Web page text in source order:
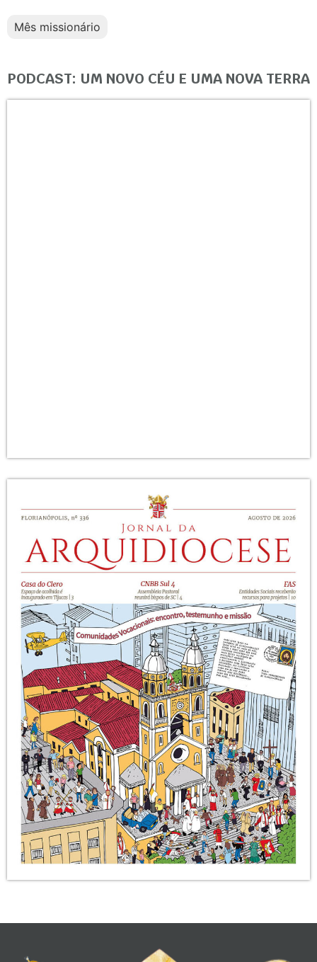
Mês missionário
PODCAST: UM NOVO CÉU E UMA NOVA TERRA